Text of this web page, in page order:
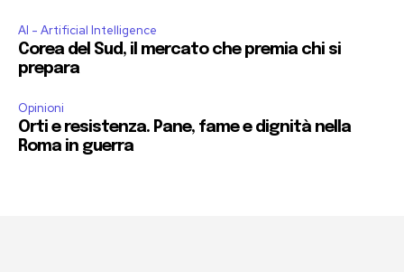
AI - Artificial Intelligence
Corea del Sud, il mercato che premia chi si
prepara
Opinioni
Orti e resistenza. Pane, fame e dignità nella
Roma in guerra